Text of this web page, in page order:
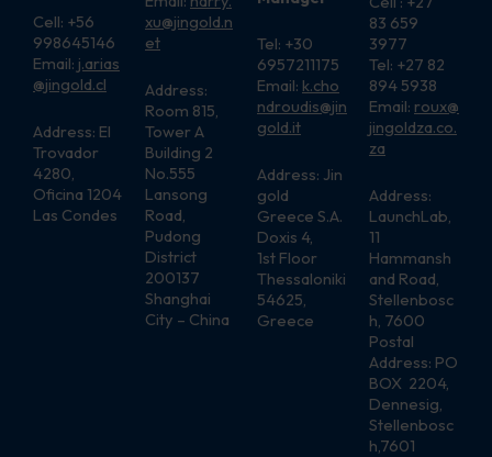
Cell: +56
998645146
Email: j.arias
@jingold.cl
Address: El
Trovador
4280,
Oficina 1204
Las Condes
xu@jingold.n
et
Address:
Room 815,
Tower A
Building 2
No.555
Lansong
Road,
Pudong
District
200137
Shanghai
City – China
Tel: +30
6957211175
Email: k.cho
ndroudis@jin
gold.it
Address: Jin
gold
Greece S.A.
Doxis 4,
1st Floor
Thessaloniki
54625,
Greece
83 659
3977
Tel: +27 82
894 5938
Email: roux@
jingoldza.co.
za
Address:
LaunchLab,
11
Hammansh
and Road,
Stellenbosc
h, 7600
Postal
Address: PO
BOX 2204,
Dennesig,
Stellenbosc
h,7601